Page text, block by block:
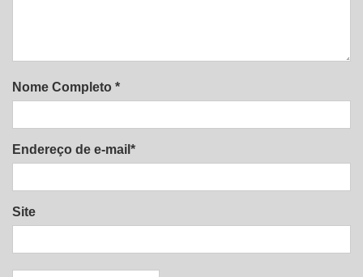
Nome Completo *
Endereço de e-mail*
Site